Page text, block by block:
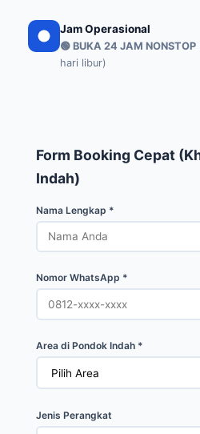
Jam Operasional
🟢 BUKA 24 JAM NONSTOP
hari libur)
Form Booking Cepat
Indah)
Nama Lengkap *
Nomor WhatsApp *
Area di Pondok Indah *
Jenis Perangkat